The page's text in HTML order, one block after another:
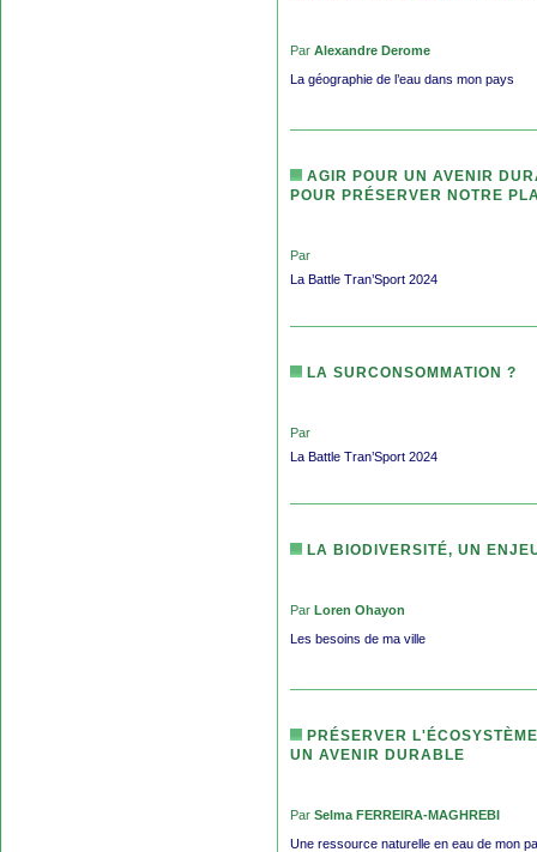
Par Alexandre Derome
La géographie de l’eau dans mon pays
AGIR POUR UN AVENIR
POUR PRÉSERVER NOTRE
Par
La Battle Tran’Sport 2024
LA SURCONSOMMATION ?
Par
La Battle Tran’Sport 2024
LA BIODIVERSITÉ, UN
Par Loren Ohayon
Les besoins de ma ville
PRÉSERVER
UN AVENIR DURABLE
Par Selma FERREIRA-MAGHREBI
Une ressource naturelle en eau de mon